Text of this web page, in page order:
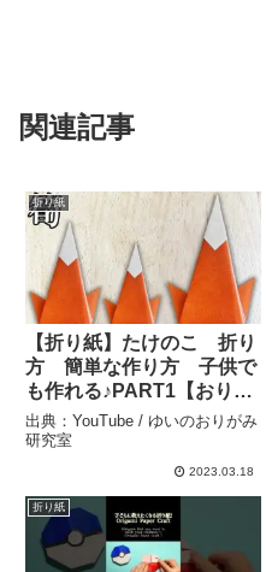
関連記事
折り紙
【折り紙】たけのこ 折り
方 簡単な作り方 子供で
も作れる♪PART1【おりが
み】 – ゆいのおりがみ研究
室
出典：YouTube / ゆいのおりがみ
研究室
2023.03.18
折り紙